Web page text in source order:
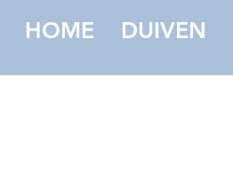
HOME DUIVEN